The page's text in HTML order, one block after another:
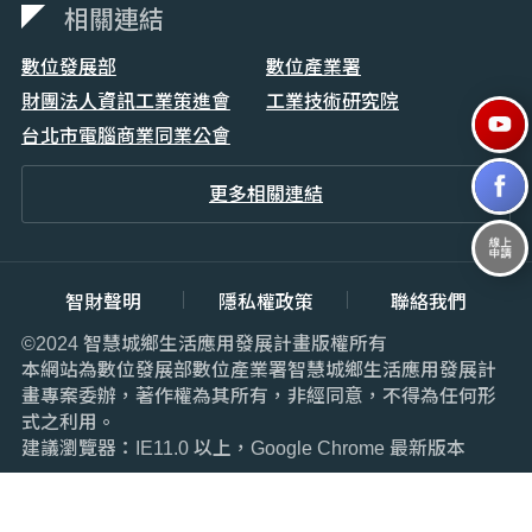
相關連結
數位發展部
數位產業署
財團法人資訊工業策進會
工業技術研究院
台北市電腦商業同業公會
更多相關連結
智財聲明 隱私權政策 聯絡我們
©2024 智慧城鄉生活應用發展計畫版權所有
本網站為數位發展部數位產業署智慧城鄉生活應用發展計
畫專案委辦，著作權為其所有，非經同意，不得為任何形
式之利用。
建議瀏覽器：IE11.0 以上，Google Chrome 最新版本